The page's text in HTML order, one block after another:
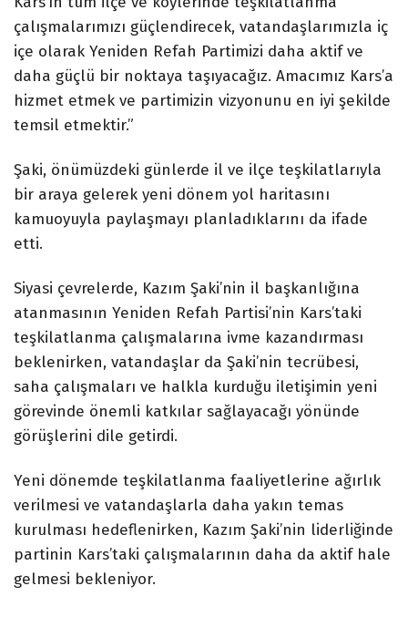
çalışmalarımızı güçlendirecek, vatandaşlarımızla iç
içe olarak Yeniden Refah Partimizi daha aktif ve
daha güçlü bir noktaya taşıyacağız. Amacımız Kars’a
hizmet etmek ve partimizin vizyonunu en iyi şekilde
temsil etmektir.”
Şaki, önümüzdeki günlerde il ve ilçe teşkilatlarıyla
bir araya gelerek yeni dönem yol haritasını
kamuoyuyla paylaşmayı planladıklarını da ifade
etti.
Siyasi çevrelerde, Kazım Şaki’nin il başkanlığına
atanmasının Yeniden Refah Partisi’nin Kars’taki
teşkilatlanma çalışmalarına ivme kazandırması
beklenirken, vatandaşlar da Şaki’nin tecrübesi,
saha çalışmaları ve halkla kurduğu iletişimin yeni
görevinde önemli katkılar sağlayacağı yönünde
görüşlerini dile getirdi.
Yeni dönemde teşkilatlanma faaliyetlerine ağırlık
verilmesi ve vatandaşlarla daha yakın temas
kurulması hedeflenirken, Kazım Şaki’nin liderliğinde
partinin Kars’taki çalışmalarının daha da aktif hale
gelmesi bekleniyor.